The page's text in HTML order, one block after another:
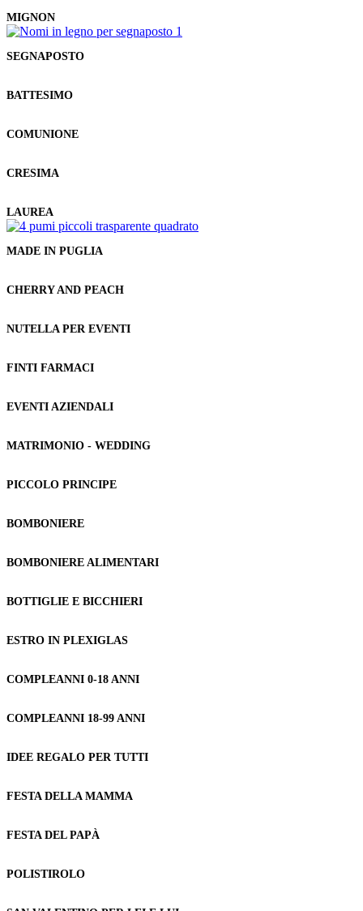
MIGNON
SEGNAPOSTO
BATTESIMO
COMUNIONE
CRESIMA
LAUREA
MADE IN PUGLIA
CHERRY AND PEACH
NUTELLA PER EVENTI
FINTI FARMACI
EVENTI AZIENDALI
MATRIMONIO - WEDDING
PICCOLO PRINCIPE
BOMBONIERE
BOMBONIERE ALIMENTARI
BOTTIGLIE E BICCHIERI
ESTRO IN PLEXIGLAS
COMPLEANNI 0-18 ANNI
COMPLEANNI 18-99 ANNI
IDEE REGALO PER TUTTI
FESTA DELLA MAMMA
FESTA DEL PAPÀ
POLISTIROLO